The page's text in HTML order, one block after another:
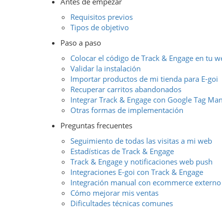
Requisitos previos
Tipos de objetivo
Paso a paso
Colocar el código de Track & Engage en tu
Validar la instalación
Importar productos de mi tienda para E-goi
Recuperar carritos abandonados
Integrar Track & Engage con Google Tag
Otras formas de implementación
Preguntas frecuentes
Seguimiento de todas las visitas a mi web
Estadísticas de Track & Engage
Track & Engage y notificaciones web push
Integraciones E-goi con Track & Engage
Integración manual con ecommerce externo
Cómo mejorar mis ventas
Dificultades técnicas comunes